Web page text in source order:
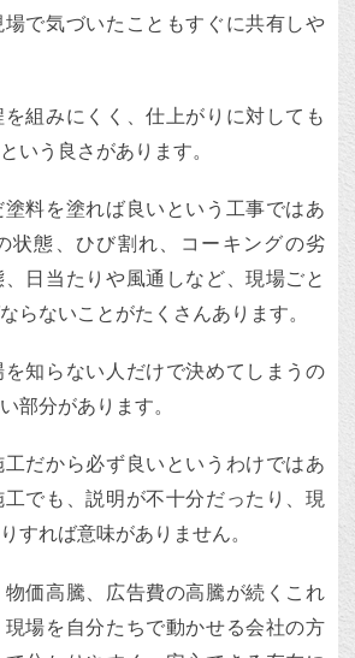
で気づいたこともすぐに共有しや
を組みにくく、仕上がりに対しても
いう良さがあります。
料を塗れば良いという工事ではあ
状態、ひび割れ、コーキングの劣
日当たりや風通しなど、現場ごと
らないことがたくさんあります。
知らない人だけで決めてしまうの
部分があります。
工だから必ず良いというわけではあ
工でも、説明が不十分だったり、現
すれば意味がありません。
価高騰、広告費の高騰が続くこれ
場を自分たちで動かせる会社の方